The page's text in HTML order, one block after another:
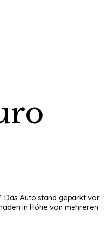
Das Auto stand geparkt vor
in Höhe von mehreren